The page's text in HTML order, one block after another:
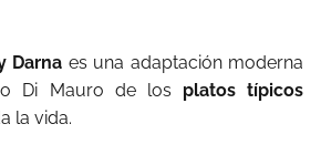
Darna es una adaptación moderna
Di Mauro de los platos típicos
la vida.